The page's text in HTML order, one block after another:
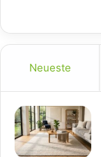
Neueste